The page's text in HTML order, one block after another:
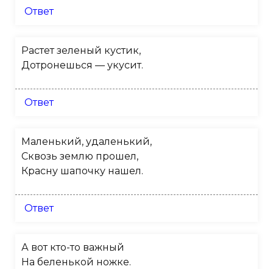
Ответ
Растет зеленый кустик,
Дотронешься — укусит.
Ответ
Маленький, удаленький,
Сквозь землю прошел,
Красну шапочку нашел.
Ответ
А вот кто-то важный
На беленькой ножке.